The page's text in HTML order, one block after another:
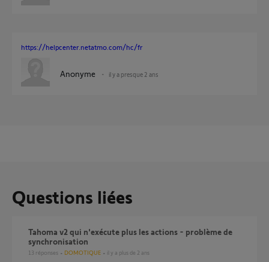
https://helpcenter.netatmo.com/hc/fr
Anonyme il y a presque 2 ans
Questions liées
Tahoma v2 qui n'exécute plus les actions - problème de
synchronisation
13 réponses DOMOTIQUE il y a plus de 2 ans